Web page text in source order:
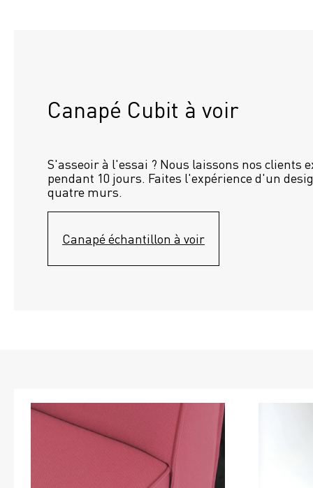
Canapé Cubit à voir
S'asseoir à l'essai ? Nous laissons nos clients
pendant 10 jours. Faites l'expérience d'un
quatre murs.
Canapé échantillon à voir